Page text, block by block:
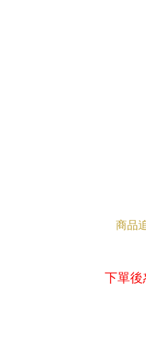
商品
下單後